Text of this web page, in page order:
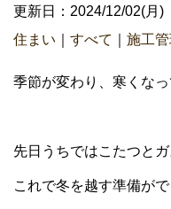
更新日：2024/12/02(月)
住まい
すべて 施工
季節が変わり、寒くなっ
先日うちではこたつと
これで冬を越す準備がで